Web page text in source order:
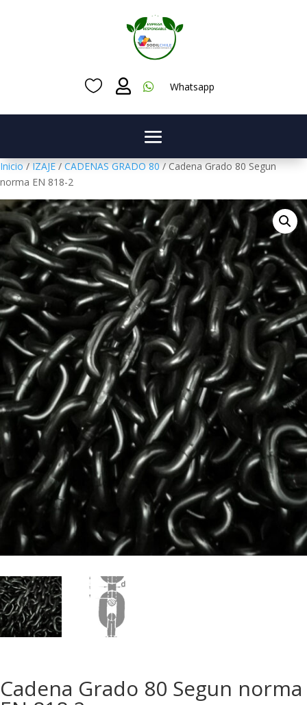
   Whatsapp
Inicio / IZAJE / CADENAS GRADO 80 / Cadena Grado 80 Segun
norma EN 818-2
Cadena Grado 80 Segun norma